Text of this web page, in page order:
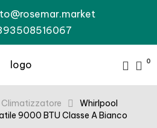
0
Climatizzatore
Whirlpool
9000 BTU Classe A Bianco